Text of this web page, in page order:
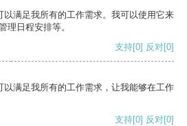
以满足我所有的工作需求。我可以使用它来
理日程安排等。
支持[0] 反对[0]
以满足我所有的工作需求，让我能够在工作
支持[0] 反对[0]